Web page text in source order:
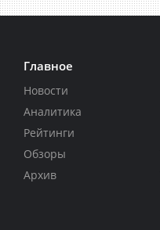
Главное
Новости
Аналитика
Рейтинги
Обзоры
Архив